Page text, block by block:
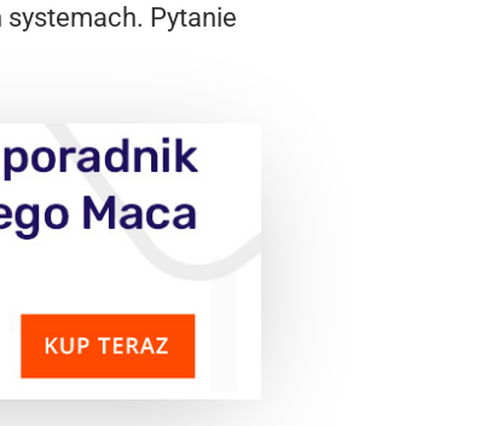
Pytanie